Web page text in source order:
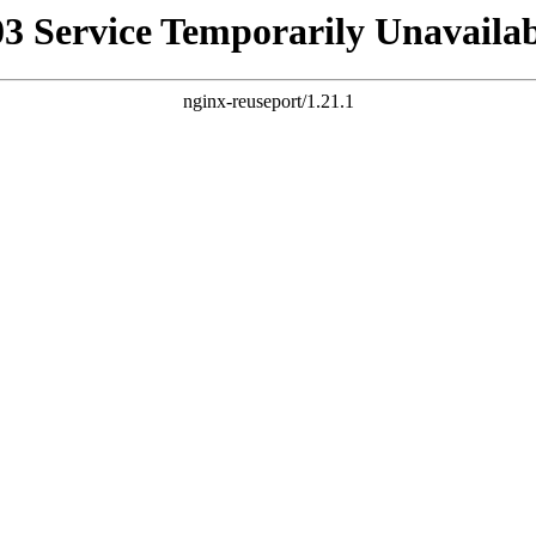
Service Temporarily
nginx-reuseport/1.21.1